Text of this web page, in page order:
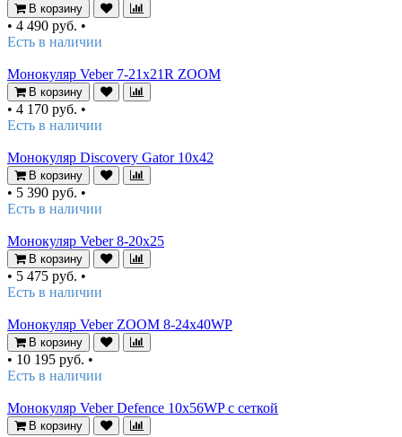
В корзину
• 4 490 руб. •
Есть в наличии
Монокуляр Veber 7-21x21R ZOOM
В корзину
• 4 170 руб. •
Есть в наличии
Монокуляр Discovery Gator 10x42
В корзину
• 5 390 руб. •
Есть в наличии
Монокуляр Veber 8-20x25
В корзину
• 5 475 руб. •
Есть в наличии
Монокуляр Veber ZOOM 8-24x40WP
В корзину
• 10 195 руб. •
Есть в наличии
Монокуляр Veber Defence 10х56WP с сеткой
В корзину